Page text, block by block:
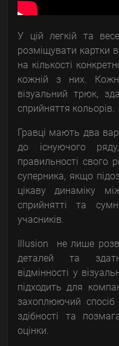
У цій легкій та
розміщувати картки
на кількості
кожній з них.
візуальний трюк,
сприйняття кольорів.
Гравці мають два
до існуючого
правильності свого
суперника, якщо
цікаву динаміку
сприйнятті та
учасників.
Illusion не лише
деталей та
відмінності у
підходить для
захоплюючий спосіб
здібності та
оцінки.